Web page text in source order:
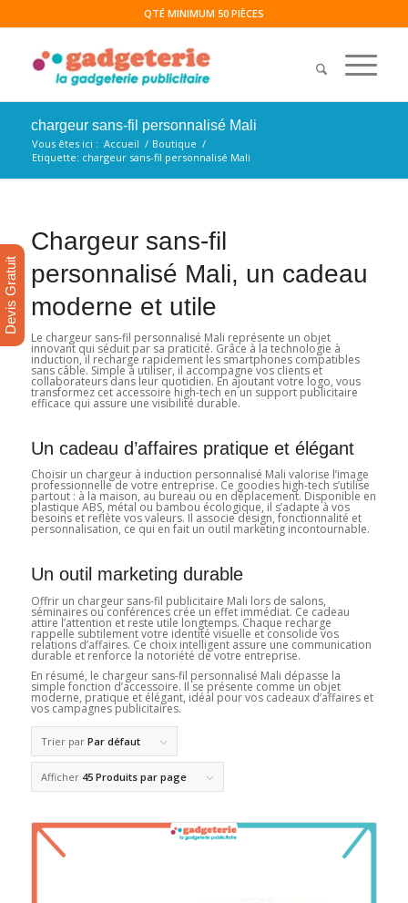
QTÉ MINIMUM 50 PIÈCES
chargeur sans-fil personnalisé Mali
Vous êtes ici : Accueil / Boutique /
Etiquette: chargeur sans-fil personnalisé Mali
Chargeur sans-fil
personnalisé Mali, un cadeau
moderne et utile
Le chargeur sans-fil personnalisé Mali représente un objet
innovant qui séduit par sa praticité. Grâce à la technologie à
induction, il recharge rapidement les smartphones compatibles
sans câble. Simple à utiliser, il accompagne vos clients et
collaborateurs dans leur quotidien. En ajoutant votre logo, vous
transformez cet accessoire high-tech en un support publicitaire
efficace qui assure une visibilité durable.
Un cadeau d’affaires pratique et élégant
Choisir un chargeur à induction personnalisé Mali valorise l’image
professionnelle de votre entreprise. Ce goodies high-tech s’utilise
partout : à la maison, au bureau ou en déplacement. Disponible en
plastique ABS, métal ou bambou écologique, il s’adapte à vos
besoins et reflète vos valeurs. Il associe design, fonctionnalité et
personnalisation, ce qui en fait un outil marketing incontournable.
Un outil marketing durable
Offrir un chargeur sans-fil publicitaire Mali lors de salons,
séminaires ou conférences crée un effet immédiat. Ce cadeau
attire l’attention et reste utile longtemps. Chaque recharge
rappelle subtilement votre identité visuelle et consolide vos
relations d’affaires. Ce choix intelligent assure une communication
durable et renforce la notoriété de votre entreprise.
En résumé, le chargeur sans-fil personnalisé Mali dépasse la
simple fonction d’accessoire. Il se présente comme un objet
moderne, pratique et élégant, idéal pour vos cadeaux d’affaires et
vos campagnes publicitaires.
Trier par Par défaut
Afficher 45 Produits par page
Devis Gratuit